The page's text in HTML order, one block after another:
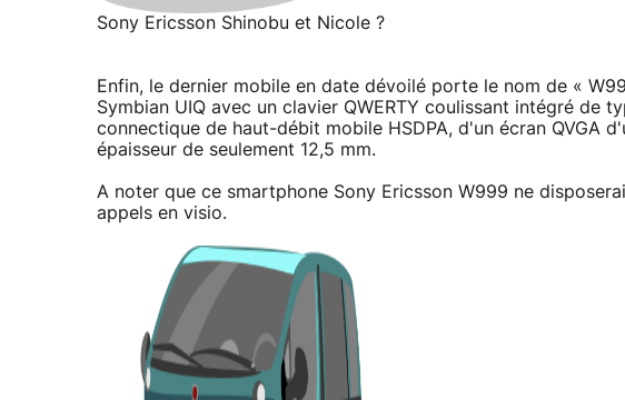
Sony Ericsson Shinobu et Nicole ?
Enfin, le dernier mobile en date dévoilé porte le nom de «
Symbian UIQ avec un clavier QWERTY coulissant intégré de
connectique de haut-débit mobile HSDPA, d'un écran QVGA
épaisseur de seulement 12,5 mm.
A noter que ce smartphone Sony Ericsson W999 ne
appels en visio.